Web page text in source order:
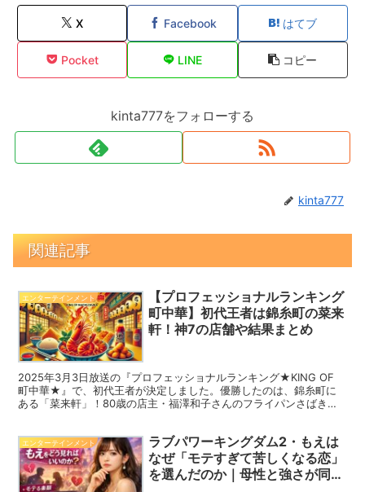
X Facebook はてブ
Pocket LINE コピー
kinta777をフォローする
kinta777
関連記事
エンターテインメント
【プロフェッショナルランキング
町中華】初代王者は錦糸町の菜来
軒！神7の店舗や結果まとめ
2025年3月3日放送の『プロフェッショナルランキング★KING OF
町中華★』で、初代王者が決定しました。優勝したのは、錦糸町に
ある「菜来軒」！80歳の店主・福澤和子さんのフライパンさばき
の記事では、番組の結果や神7の店舗情報、視聴者の反応をまとめて
います。
エンターテインメント
ラブパワーキングダム2・もえは
なぜ「モテすぎて苦しくなる恋」
を選んだのか｜母性と強さが同居